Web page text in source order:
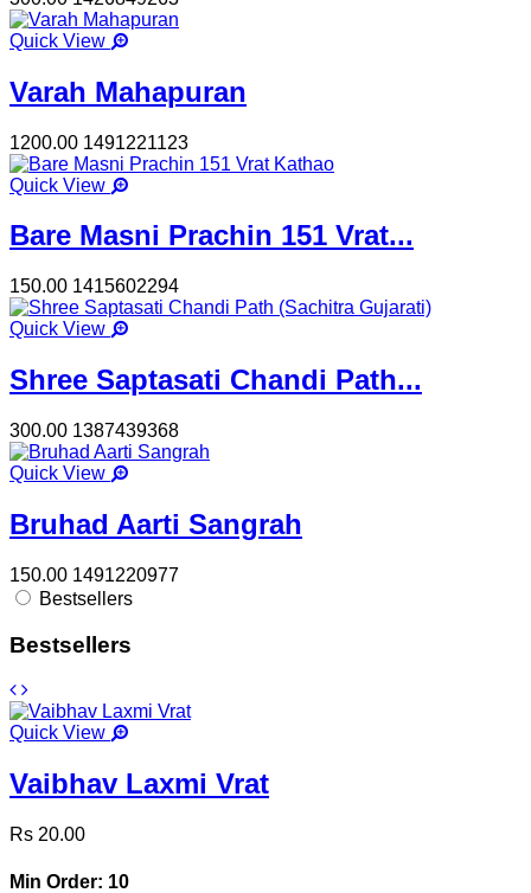
Quick View
Varah Mahapuran
1200.00 1491221123
Quick View
Bare Masni Prachin 151 Vrat...
150.00 1415602294
Quick View
Shree Saptasati Chandi Path...
300.00 1387439368
Quick View
Bruhad Aarti Sangrah
150.00 1491220977
Bestsellers
Bestsellers
Quick View
Vaibhav Laxmi Vrat
Rs 20.00
Min Order: 10